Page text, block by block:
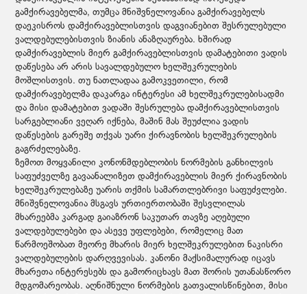
გამქირავებელმა, თუმცა მნიშვნელოვანია გამქირავებელს
დაეკისროს დამქირავებლისთვის დაგვიანებით შესრულებული
ვალდებულებისთვის ზიანის ანაზღაურება. ხშირად
დამქირავებლის მიერ გამქირავებლისთვის დამატებითი ვადის
დაწესება არ არის სავალდებულო ხელშეკრულების
მოშლისთვის. თუ ნათლადაა გამოკვეთილი, რომ
დამქირავებელმა დაკარგა ინტერესი ამ ხელშეკრულებისადმი
და მისი დამატებით ვადაში შესრულება დამქირავებლისთვის
სარგებლიანი ვეღარ იქნება, მაშინ მას შეუძლია ვადის
დაწესების გარეშე თქვას უარი ქირავნობის ხელშეკრულების
გაგრძელებაზე.
ზემოთ მოყვანილი კონონმდებლობის ნორმების განხილვის
საფუძველზე გავაანალიზეთ დამქირავებლის მიერ ქირავნობის
ხელშეკრულებაზე უარის თქმის სამართლებრივი საფუძვლები.
მნიშვნელოვანია მსგავს ურთიერთობაში შესვლილას
მხარეებმა კარგად გაიაზრონ საკუთარ თავზე აღებული
ვალდებულებები და ასევე უფლებები, რომელიც მათ
წარმოეშობათ მეორე მხარის მიერ ხელშეკრულებით ნაკისრი
ვალდებულების დარღვევისას. კანონი მაქსიმალურად იცავს
მხარეთა ინტერესებს და გამორიცხავს მათ შორის უთანასწორო
მდგომარეობას. აღნიშნული ნორმების გათვალისწინებით, მისი